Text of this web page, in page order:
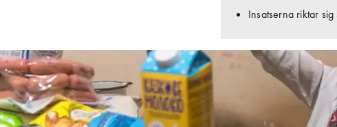
Insatserna riktar